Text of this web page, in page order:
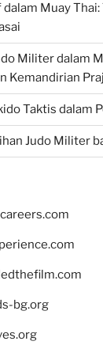
Muay Thai:
Militer dalam
Kemandirian
Taktis dalam
Judo Militer
bg.org